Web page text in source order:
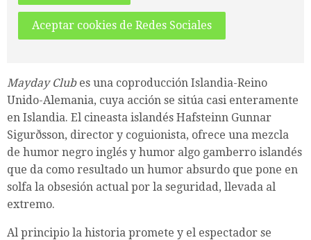
Aceptar cookies de Redes Sociales
Mayday Clubes una coproducción Islandia-Reino
Unido-Alemania, cuya acción se sitúa casi enteramente
en Islandia. El cineasta islandés Hafsteinn Gunnar
Sigurðsson, director y coguionista, ofrece una mezcla
de humor negro inglés y humor algo gamberro islandés
que da como resultado un humor absurdo que pone en
solfa la obsesión actual por la seguridad, llevada al
extremo.
Al principio la historia promete y el espectador se